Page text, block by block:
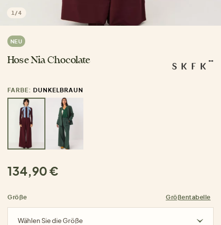
1 /4
NEU
Hose Nia Chocolate
FARBE: DUNKELBRAUN
134,90 €
Größe Größentabelle
Wählen Sie die Größe